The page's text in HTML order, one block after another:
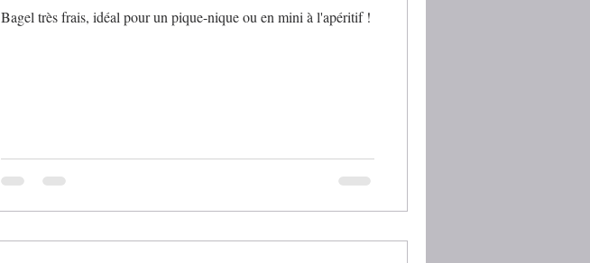
Bagel très frais, idéal pour un pique-nique ou en mini à l'apéritif !